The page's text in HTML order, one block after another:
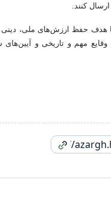
کنند.
با هدف حفظ ارزش‌های ملی،
مهم و تاریخی و آیین‌های